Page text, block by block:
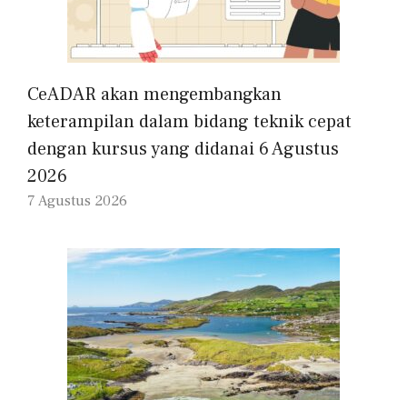
CeADAR akan mengembangkan
keterampilan dalam bidang teknik cepat
dengan kursus yang didanai 6 Agustus
2026
7 Agustus 2026